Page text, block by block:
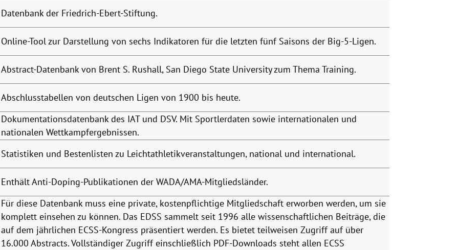
Datenbank der Friedrich-Ebert-Stiftung.
Online-Tool zur Darstellung von sechs Indikatoren für die letzten fünf Saisons der Big-5-Ligen.
Abstract-Datenbank von Brent S. Rushall, San Diego State University zum Thema Training.
Abschlusstabellen von deutschen Ligen von 1900 bis heute.
Dokumentationsdatenbank des IAT und DSV. Mit Sportlerdaten sowie internationalen und
nationalen Wettkampfergebnissen.
Statistiken und Bestenlisten zu Leichtathletikveranstaltungen, national und international.
Enthält Anti-Doping-Publikationen der WADA/AMA-Mitgliedsländer.
Für diese Datenbank muss eine private, kostenpflichtige Mitgliedschaft erworben werden, um sie
komplett einsehen zu können. Das EDSS sammelt seit 1996 alle wissenschaftlichen Beiträge, die
auf dem jährlichen ECSS-Kongress präsentiert werden. Es bietet teilweisen Zugriff auf über
16.000 Abstracts. Vollständiger Zugriff einschließlich PDF-Downloads steht allen ECSS